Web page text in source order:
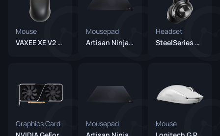
Mouse
VAXEE XE V2 Black
Mousepad
Artisan Ninja FX Zero XSoft
Headset
SteelSeries Arctis Nova Pro Wireless
Graphics Card
Mousepad
Mouse